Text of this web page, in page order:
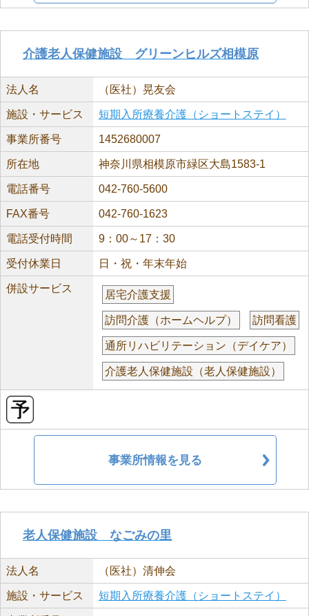
介護老人保健施設 グリーンヒルズ相模原
法人名 （医社）晃友会
施設・サービス 短期入所療養介護（ショートステイ）
事業所番号 1452680007
所在地 神奈川県相模原市緑区大島1583-1
電話番号 042-760-5600
FAX番号 042-760-1623
電話受付時間 9：00～17：30
受付休業日 日・祝・年末年始
併設サービス
居宅介護支援
訪問介護（ホームヘルプ） 訪問看護
通所リハビリテーション（デイケア）
介護老人保健施設（老人保健施設）
事業所情報を見る
老人保健施設 なごみの里
法人名 （医社）清伸会
施設・サービス 短期入所療養介護（ショートステイ）